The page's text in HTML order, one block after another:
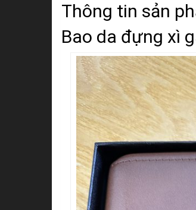
Thông tin sản
Bao da đựng xì